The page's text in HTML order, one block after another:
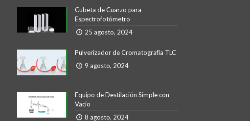
Cubeta de Cuarzo para
Espectrofotómetro
25 agosto, 2024
Pulverizador de Cromatografía TLC
9 agosto, 2024
Equipo de Destilación Simple con
Vacío
8 agosto, 2024